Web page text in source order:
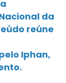
da
reúne
Iphan,